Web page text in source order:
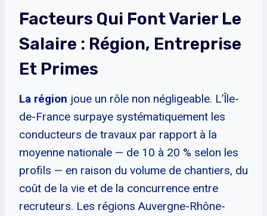
Facteurs Qui Font Varier Le
Salaire : Région, Entreprise
Et Primes
La région joue un rôle non négligeable. L’Île-
de-France surpaye systématiquement les
conducteurs de travaux par rapport à la
moyenne nationale — de 10 à 20 % selon les
profils — en raison du volume de chantiers, du
coût de la vie et de la concurrence entre
recruteurs. Les régions Auvergne-Rhône-